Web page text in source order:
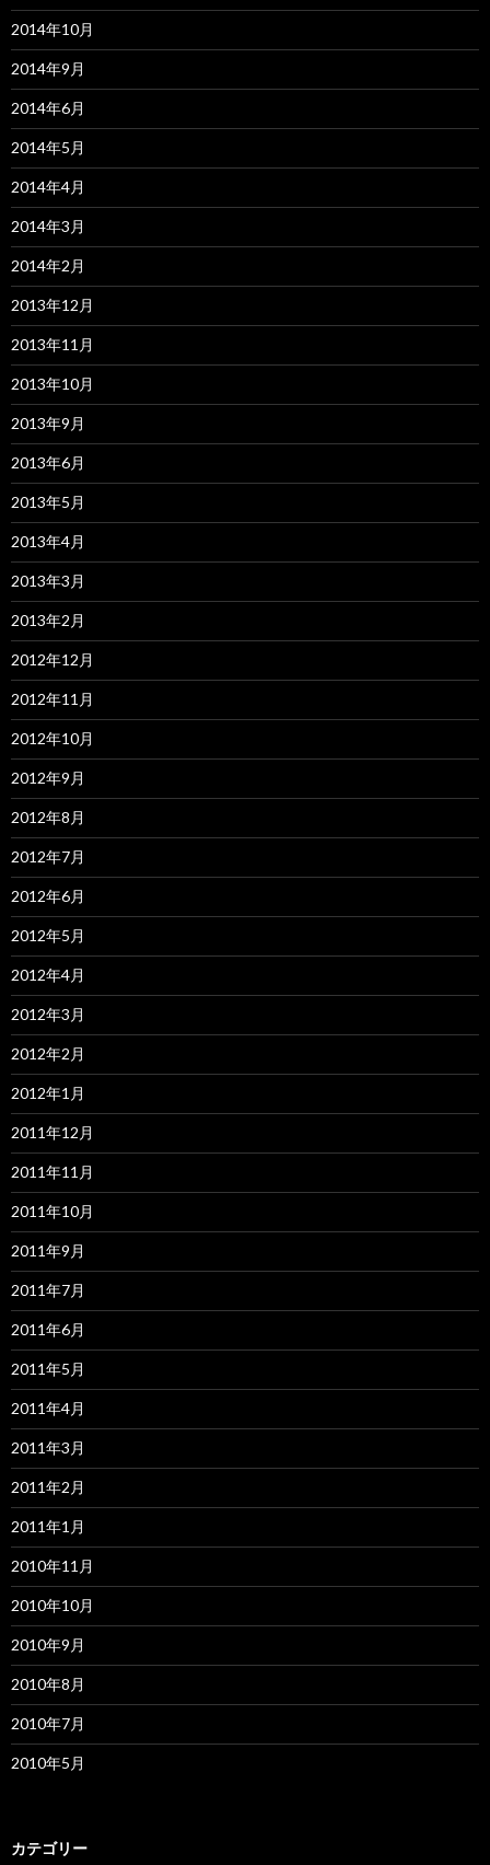
2014年10月
2014年9月
2014年6月
2014年5月
2014年4月
2014年3月
2014年2月
2013年12月
2013年11月
2013年10月
2013年9月
2013年6月
2013年5月
2013年4月
2013年3月
2013年2月
2012年12月
2012年11月
2012年10月
2012年9月
2012年8月
2012年7月
2012年6月
2012年5月
2012年4月
2012年3月
2012年2月
2012年1月
2011年12月
2011年11月
2011年10月
2011年9月
2011年7月
2011年6月
2011年5月
2011年4月
2011年3月
2011年2月
2011年1月
2010年11月
2010年10月
2010年9月
2010年8月
2010年7月
2010年5月
カテゴリー